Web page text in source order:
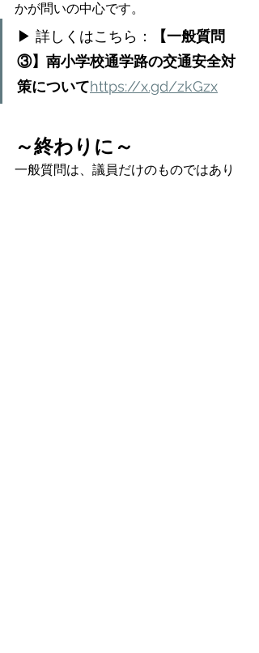
かが問いの中心です。
▶ 詳しくはこちら：
【一般質問
③】南小学校通学路の交通安全対
策についてhttps://x.gd/zkGzx
～終わりに～
一般質問は、議員だけのものではあり